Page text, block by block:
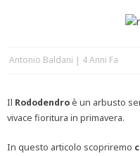
Antonio Baldani 4 Anni Fa
Il Rododendroè un arbusto
vivace fioritura in primavera.
In questo articolo scopriremo